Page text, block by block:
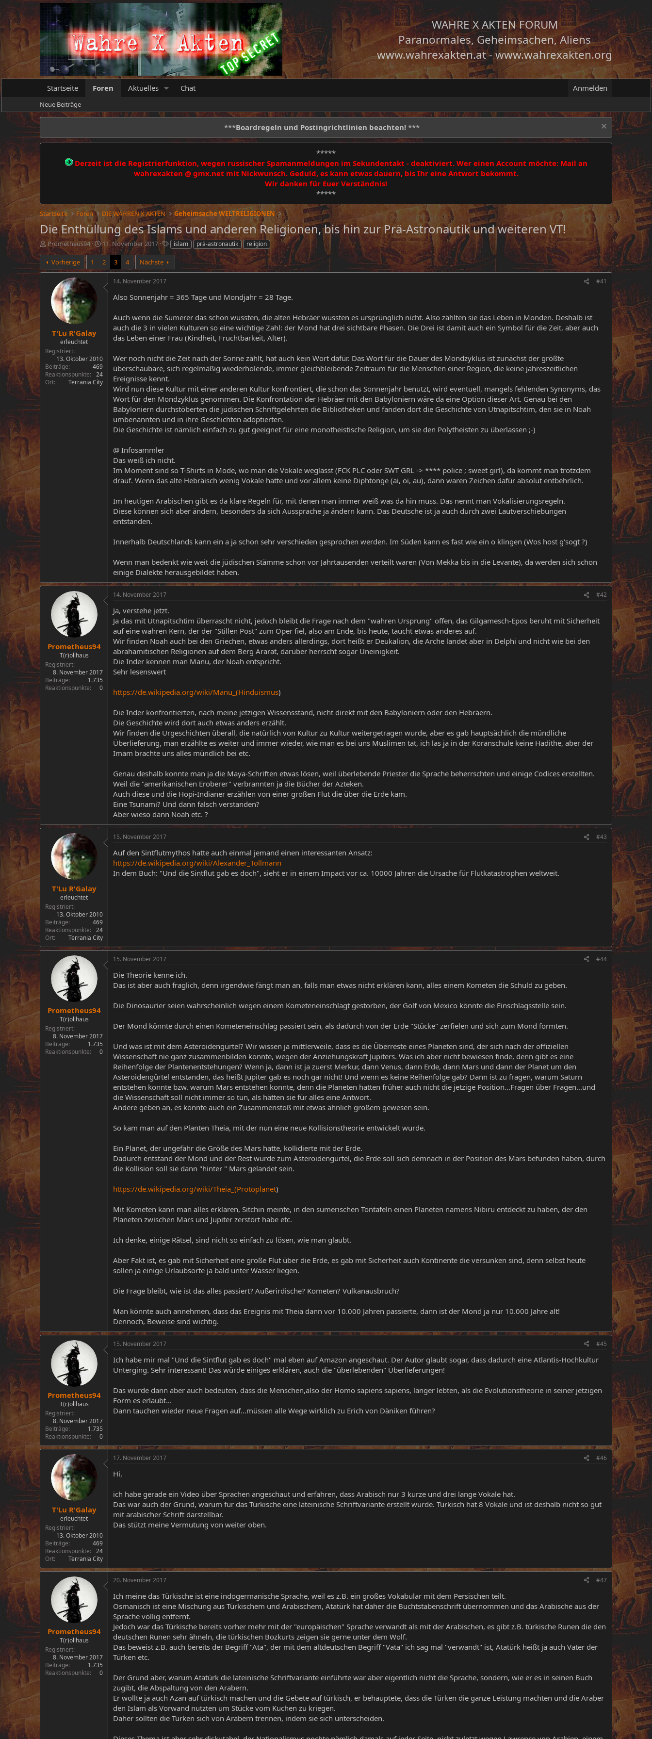
WAHRE X AKTEN FORUM
Paranormales, Geheimsachen, Aliens
www.wahrexakten.at-www.wahrexakten.org
Startseite Foren Aktuelles Chat Anmelden
Neue Beiträge
***Boardregeln und Postingrichtlinien beachten! ***
*****
Derzeit ist die Registrierfunktion, wegen russischer Spamanmeldungen im Sekundentakt - deaktiviert. Wer einen Account möchte: Mail an
wahrexakten @ gmx.net mit Nickwunsch. Geduld, es kann etwas dauern, bis Ihr eine Antwort bekommt.
Wir danken für Euer Verständnis!
*****
Startseite Foren DIE WAHREN X AKTEN Geheimsache WELTRELIGIONEN
Die Enthüllung des Islams und anderen Religionen, bis hin zur Prä-Astronautik und weiteren VT!
E
r
s
t
Prometheus94
E
r
s
t
11. November 2017
S
c
l
w
t
e
islam prä-astronautik religion
Vorherige 1 2 3 4 Nächste
T'Lu R'Galay
erleuchtet
Registriert
13. Oktober 2010
Beiträge
469
Reaktionspunkte
24
Ort
Terrania City
14. November 2017 #41
Also Sonnenjahr = 365 Tage und Mondjahr = 28 Tage.
Auch wenn die Sumerer das schon wussten, die alten Hebräer wussten es ursprünglich nicht. Also zählten sie das Leben in Monden. Deshalb ist
auch die 3 in vielen Kulturen so eine wichtige Zahl: der Mond hat drei sichtbare Phasen. Die Drei ist damit auch ein Symbol für die Zeit, aber auch
das Leben einer Frau (Kindheit, Fruchtbarkeit, Alter).
Wer noch nicht die Zeit nach der Sonne zählt, hat auch kein Wort dafür. Das Wort für die Dauer des Mondzyklus ist zunächst der größte
überschaubare, sich regelmäßig wiederholende, immer gleichbleibende Zeitraum für die Menschen einer Region, die keine jahreszeitlichen
Ereignisse kennt.
Wird nun diese Kultur mit einer anderen Kultur konfrontiert, die schon das Sonnenjahr benutzt, wird eventuell, mangels fehlenden Synonyms, das
Wort für den Mondzyklus genommen. Die Konfrontation der Hebräer mit den Babyloniern wäre da eine Option dieser Art. Genau bei den
Babyloniern durchstöberten die jüdischen Schriftgelehrten die Bibliotheken und fanden dort die Geschichte von Utnapitschtim, den sie in Noah
umbenannten und in ihre Geschichten adoptierten.
Die Geschichte ist nämlich einfach zu gut geeignet für eine monotheistische Religion, um sie den Polytheisten zu überlassen ;-)
@ Infosammler
Das weiß ich nicht.
Im Moment sind so T-Shirts in Mode, wo man die Vokale weglässt (FCK PLC oder SWT GRL -> **** police ; sweet girl), da kommt man trotzdem
drauf. Wenn das alte Hebräisch wenig Vokale hatte und vor allem keine Diphtonge (ai, oi, au), dann waren Zeichen dafür absolut entbehrlich.
Im heutigen Arabischen gibt es da klare Regeln für, mit denen man immer weiß was da hin muss. Das nennt man Vokalisierungsregeln.
Diese können sich aber ändern, besonders da sich Aussprache ja ändern kann. Das Deutsche ist ja auch durch zwei Lautverschiebungen
entstanden.
Innerhalb Deutschlands kann ein a ja schon sehr verschieden gesprochen werden. Im Süden kann es fast wie ein o klingen (Wos host g'sogt ?)
Wenn man bedenkt wie weit die jüdischen Stämme schon vor Jahrtausenden verteilt waren (Von Mekka bis in die Levante), da werden sich schon
einige Dialekte herausgebildet haben.
Prometheus94
T(r)ollhaus
Registriert
8. November 2017
Beiträge
1.735
Reaktionspunkte
0
14. November 2017 #42
Ja, verstehe jetzt.
Ja das mit Utnapitschtim überrascht nicht, jedoch bleibt die Frage nach dem "wahren Ursprung" offen, das Gilgamesch-Epos beruht mit Sicherheit
auf eine wahren Kern, der der "Stillen Post" zum Oper fiel, also am Ende, bis heute, taucht etwas anderes auf.
Wir finden Noah auch bei den Griechen, etwas anders allerdings, dort heißt er Deukalion, die Arche landet aber in Delphi und nicht wie bei den
abrahamitischen Religionen auf dem Berg Ararat, darüber herrscht sogar Uneinigkeit.
Die Inder kennen man Manu, der Noah entspricht.
Sehr lesenswert
https://de.wikipedia.org/wiki/Manu_(Hinduismus)
Die Inder konfrontierten, nach meine jetzigen Wissensstand, nicht direkt mit den Babyloniern oder den Hebräern.
Die Geschichte wird dort auch etwas anders erzählt.
Wir finden die Urgeschichten überall, die natürlich von Kultur zu Kultur weitergetragen wurde, aber es gab hauptsächlich die mündliche
Überlieferung, man erzählte es weiter und immer wieder, wie man es bei uns Muslimen tat, ich las ja in der Koranschule keine Hadithe, aber der
Imam brachte uns alles mündlich bei etc.
Genau deshalb konnte man ja die Maya-Schriften etwas lösen, weil überlebende Priester die Sprache beherrschten und einige Codices erstellten.
Weil die "amerikanischen Eroberer" verbrannten ja die Bücher der Azteken.
Auch diese und die Hopi-Indianer erzählen von einer großen Flut die über die Erde kam.
Eine Tsunami? Und dann falsch verstanden?
Aber wieso dann Noah etc. ?
T'Lu R'Galay
erleuchtet
Registriert
13. Oktober 2010
Beiträge
469
Reaktionspunkte
24
Ort
Terrania City
15. November 2017 #43
Auf den Sintflutmythos hatte auch einmal jemand einen interessanten Ansatz:
https://de.wikipedia.org/wiki/Alexander_Tollmann
In dem Buch: "Und die Sintflut gab es doch", sieht er in einem Impact vor ca. 10000 Jahren die Ursache für Flutkatastrophen weltweit.
Prometheus94
T(r)ollhaus
Registriert
8. November 2017
Beiträge
1.735
Reaktionspunkte
0
15. November 2017 #44
Die Theorie kenne ich.
Das ist aber auch fraglich, denn irgendwie fängt man an, falls man etwas nicht erklären kann, alles einem Kometen die Schuld zu geben.
Die Dinosaurier seien wahrscheinlich wegen einem Kometeneinschlagt gestorben, der Golf von Mexico könnte die Einschlagsstelle sein.
Der Mond könnte durch einen Kometeneinschlag passiert sein, als dadurch von der Erde "Stücke" zerfielen und sich zum Mond formten.
Und was ist mit dem Asteroidengürtel? Wir wissen ja mittlerweile, dass es die Überreste eines Planeten sind, der sich nach der offiziellen
Wissenschaft nie ganz zusammenbilden konnte, wegen der Anziehungskraft Jupiters. Was ich aber nicht bewiesen finde, denn gibt es eine
Reihenfolge der Plantenentstehungen? Wenn ja, dann ist ja zuerst Merkur, dann Venus, dann Erde, dann Mars und dann der Planet um den
Asteroidengürtel entstanden, das heißt Jupiter gab es noch gar nicht! Und wenn es keine Reihenfolge gab? Dann ist zu fragen, warum Saturn
entstehen konnte bzw. warum Mars entstehen konnte, denn die Planeten hatten früher auch nicht die jetzige Position...Fragen über Fragen...und
die Wissenschaft soll nicht immer so tun, als hätten sie für alles eine Antwort.
Andere geben an, es könnte auch ein Zusammenstoß mit etwas ähnlich großem gewesen sein.
So kam man auf den Planten Theia, mit der nun eine neue Kollisionstheorie entwickelt wurde.
Ein Planet, der ungefähr die Größe des Mars hatte, kollidierte mit der Erde.
Dadurch entstand der Mond und der Rest wurde zum Asteroidengürtel, die Erde soll sich demnach in der Position des Mars befunden haben, durch
die Kollision soll sie dann "hinter " Mars gelandet sein.
https://de.wikipedia.org/wiki/Theia_(Protoplanet)
Mit Kometen kann man alles erklären, Sitchin meinte, in den sumerischen Tontafeln einen Planeten namens Nibiru entdeckt zu haben, der den
Planeten zwischen Mars und Jupiter zerstört habe etc.
Ich denke, einige Rätsel, sind nicht so einfach zu lösen, wie man glaubt.
Aber Fakt ist, es gab mit Sicherheit eine große Flut über die Erde, es gab mit Sicherheit auch Kontinente die versunken sind, denn selbst heute
sollen ja einige Urlaubsorte ja bald unter Wasser liegen.
Die Frage bleibt, wie ist das alles passiert? Außerirdische? Kometen? Vulkanausbruch?
Man könnte auch annehmen, dass das Ereignis mit Theia dann vor 10.000 Jahren passierte, dann ist der Mond ja nur 10.000 Jahre alt!
Dennoch, Beweise sind wichtig.
Prometheus94
T(r)ollhaus
Registriert
8. November 2017
Beiträge
1.735
Reaktionspunkte
0
15. November 2017 #45
Ich habe mir mal "Und die Sintflut gab es doch" mal eben auf Amazon angeschaut. Der Autor glaubt sogar, dass dadurch eine Atlantis-Hochkultur
Unterging. Sehr interessant! Das würde einiges erklären, auch die "überlebenden" Überlieferungen!
Das würde dann aber auch bedeuten, dass die Menschen,also der Homo sapiens sapiens, länger lebten, als die Evolutionstheorie in seiner jetzigen
Form es erlaubt...
Dann tauchen wieder neue Fragen auf...müssen alle Wege wirklich zu Erich von Däniken führen?
T'Lu R'Galay
erleuchtet
Registriert
13. Oktober 2010
Beiträge
469
Reaktionspunkte
24
Ort
Terrania City
17. November 2017 #46
Hi,
ich habe gerade ein Video über Sprachen angeschaut und erfahren, dass Arabisch nur 3 kurze und drei lange Vokale hat.
Das war auch der Grund, warum für das Türkische eine lateinische Schriftvariante erstellt wurde. Türkisch hat 8 Vokale und ist deshalb nicht so gut
mit arabischer Schrift darstellbar.
Das stützt meine Vermutung von weiter oben.
Prometheus94
T(r)ollhaus
Registriert
8. November 2017
Beiträge
1.735
Reaktionspunkte
0
20. November 2017 #47
Ich meine das Türkische ist eine indogermanische Sprache, weil es z.B. ein großes Vokabular mit dem Persischen teilt.
Osmanisch ist eine Mischung aus Türkischem und Arabischem, Atatürk hat daher die Buchtstabenschrift übernommen und das Arabische aus der
Sprache völlig entfernt.
Jedoch war das Türkische bereits vorher mehr mit der "europäischen" Sprache verwandt als mit der Arabischen, es gibt z.B. türkische Runen die den
deutschen Runen sehr ähneln, die türkischen Bozkurts zeigen sie gerne unter dem Wolf.
Das beweist z.B. auch bereits der Begriff "Ata", der mit dem altdeutschen Begriff "Vata" ich sag mal "verwandt" ist, Atatürk heißt ja auch Vater der
Türken etc.
Der Grund aber, warum Atatürk die lateinische Schriftvariante einführte war aber eigentlich nicht die Sprache, sondern, wie er es in seinen Buch
zugibt, die Abspaltung von den Arabern.
Er wollte ja auch Azan auf türkisch machen und die Gebete auf türkisch, er behauptete, dass die Türken die ganze Leistung machten und die Araber
den Islam als Vorwand nutzten um Stücke vom Kuchen zu kriegen.
Daher sollten die Türken sich von Arabern trennen, indem sie sich unterscheiden.